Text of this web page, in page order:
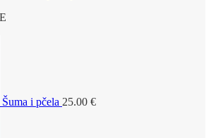
Šuma i pčela 25.00 €